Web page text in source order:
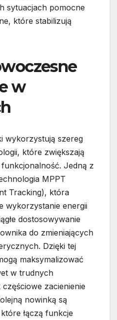
sytuacjach pomocne
które stabilizują
w
wykorzystują szereg
które zwiększają
Jedną z
MPPT
Tracking), która
wykorzystanie energii
dostosowywanie
do zmieniających
Dzięki tej
maksymalizować
w trudnych
zacienienie
nowinką są
łączą funkcje